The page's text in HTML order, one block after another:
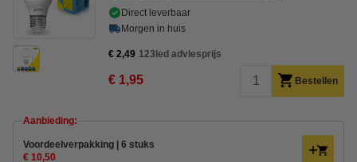
Direct leverbaar
Morgen in huis
€ 2,49 123led adviesprijs
€ 1,95 Bestellen
Aanbieding:
Voordeelverpakking | 6 stuks
€ 10,50